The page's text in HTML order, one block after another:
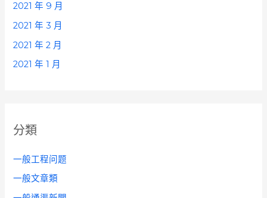
2021 年 9 月
2021 年 3 月
2021 年 2 月
2021 年 1 月
分類
一般工程问题
一般文章類